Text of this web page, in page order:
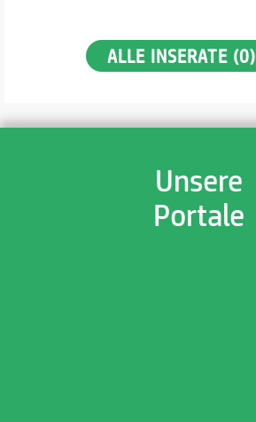
ALLE INSERATE (0)
Unsere
Portale